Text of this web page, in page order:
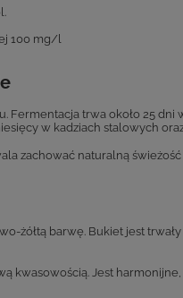
100 mg/l
Fermentacja trwa około 25
w kadziach stalowych
zachować naturalną
żółtą barwę. Bukiet jest
kwasowością. Jest